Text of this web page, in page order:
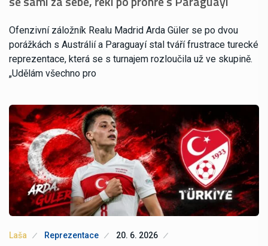
Ofenzivní záložník Realu Madrid Arda Güler se po dvou
porážkách s Austrálií a Paraguayí stal tváří frustrace turecké
reprezentace, která se s turnajem rozloučila už ve skupině.
„Udělám všechno pro
Laša Reprezentace 20. 6. 2026